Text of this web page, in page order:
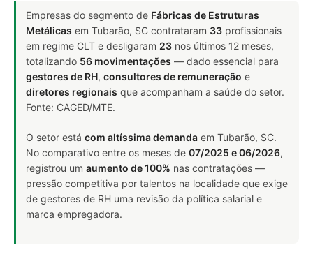
Empresas do segmento de Fábricas de Estruturas
Metálicas em Tubarão, SC contrataram 33 profissionais
em regime CLT e desligaram 23 nos últimos 12 meses,
totalizando 56 movimentações — dado essencial para
gestores de RH, consultores de remuneração e
diretores regionais que acompanham a saúde do setor.
Fonte: CAGED/MTE.
O setor está com altíssima demanda em Tubarão, SC.
No comparativo entre os meses de 07/2025 e 06/2026,
registrou um aumento de 100% nas contratações —
pressão competitiva por talentos na localidade que exige
de gestores de RH uma revisão da política salarial e
marca empregadora.